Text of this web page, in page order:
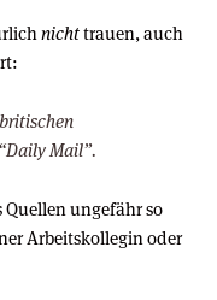
nichttrauen, auch
Mail”.
Quellen ungefähr so
Arbeitskollegin oder